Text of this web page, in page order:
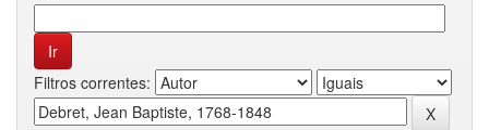
Filtros correntes: